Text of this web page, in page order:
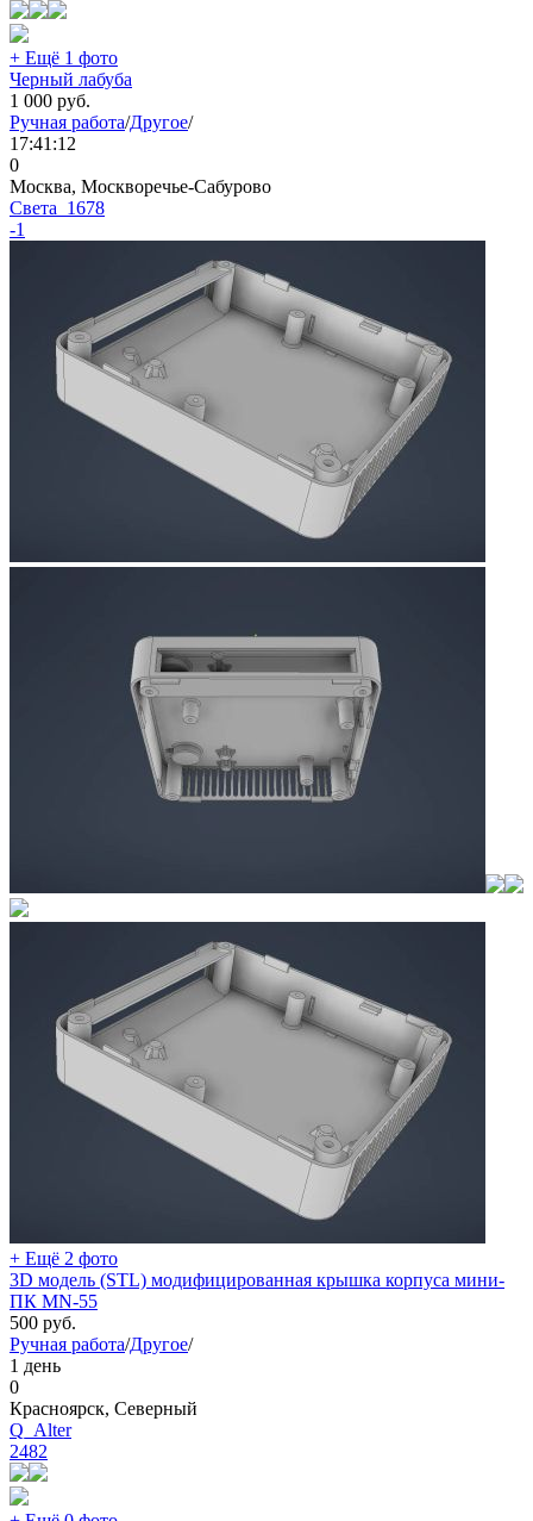
+ Ещё 1 фото
Черный лабуба
1 000 руб.
Ручная работа/Другое/
17:41:12
0
Москва, Москворечье-Сабурово
Света_1678
-1
+ Ещё 2 фото
3D модель (STL) модифицированная крышка корпуса мини-
ПК MN-55
500 руб.
Ручная работа/Другое/
1 день
0
Красноярск, Северный
Q_Alter
2482